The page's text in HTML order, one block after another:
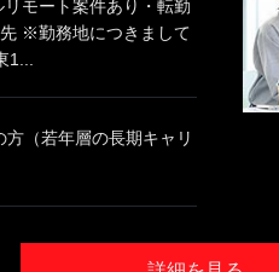
モート案件あり・転勤
※勤務地につきまして
1...
（若年層の長期キャリ